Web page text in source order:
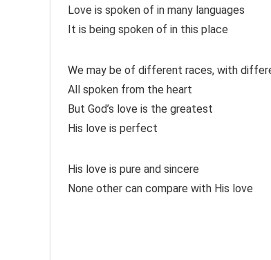
Love is spoken of in many languages
It is being spoken of in this place
We may be of different races, with
All spoken from the heart
But God’s love is the greatest
His love is perfect
His love is pure and sincere
None other can compare with His love